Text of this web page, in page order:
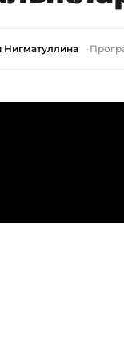
Нигматуллина